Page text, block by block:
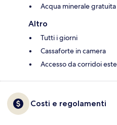
Acqua minerale gratuita
Altro
Tutti i giorni
Cassaforte in camera
Accesso da corridoi
Costi e regolamenti